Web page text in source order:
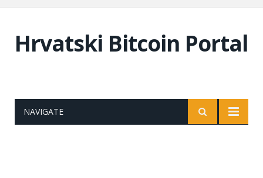
Hrvatski Bitcoin Portal
NAVIGATE